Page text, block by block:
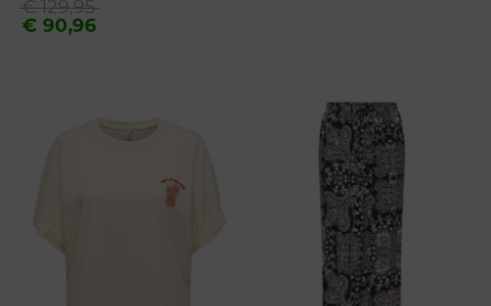
€129,95
Oorspronkelijke
prijs
€ 90,96
Huidige
prijs